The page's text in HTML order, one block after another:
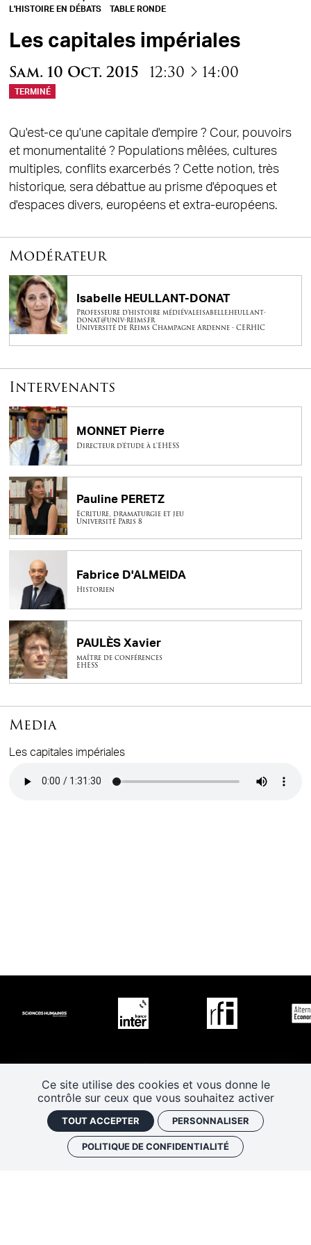
Ce site utilise des cookies et vous donne le
contrôle sur ceux que vous souhaitez activer
TOUT ACCEPTER PERSONNALISER
POLITIQUE DE CONFIDENTIALITÉ
L'HISTOIRE EN DÉBATS TABLE RONDE
Les capitales impériales
Sam. 10 Oct. 2015 12:30 à14:00
TERMINÉ
Qu'est-ce qu'une capitale d'empire ? Cour, pouvoirs
et monumentalité ? Populations mêlées, cultures
multiples, conflits exarcerbés ? Cette notion, très
historique, sera débattue au prisme d'époques et
d'espaces divers, européens et extra-européens.
Modérateur
Isabelle HEULLANT-DONAT
Professeure d'histoire médiévaleisabelle.heullant-
donat@univ-reims.fr
Université de Reims Champagne Ardenne - CERHIC
Intervenants
MONNET Pierre
Directeur d'étude à l'EHESS
Pauline PERETZ
Ecriture, dramaturgie et jeu
Université Paris 8
Fabrice D'ALMEIDA
Historien
PAULÈS Xavier
maître de conférences
EHESS
Media
Les capitales impériales